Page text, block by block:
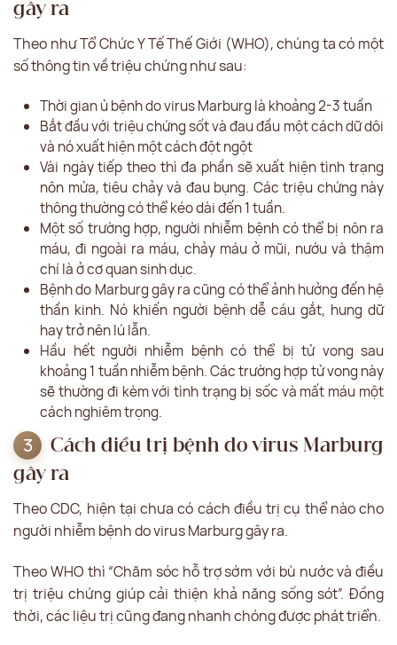
gây ra
Theo như Tổ Chức Y Tế Thế Giới (WHO), chúng ta có một
số thông tin về triệu chứng như sau:
Thời gian ủ bệnh do virus Marburg là khoảng 2-3 tuần
Bắt đầu với triệu chứng sốt và đau đầu một cách dữ dôi
và nó xuất hiện một cách đột ngột
Vài ngày tiếp theo thì đa phần sẽ xuất hiện tình trạng
nôn mửa, tiêu chảy và đau bụng. Các triệu chứng này
thông thường có thể kéo dài đến 1 tuần.
Một số trường hợp, người nhiễm bệnh có thể bị nôn ra
máu, đi ngoài ra máu, chảy máu ở mũi, nướu và thậm
chí là ở cơ quan sinh dục.
Bệnh do Marburg gây ra cũng có thể ảnh hưởng đến hệ
thần kinh. Nó khiến người bệnh dễ cáu gắt, hung dữ
hay trở nên lú lẫn.
Hầu hết người nhiễm bệnh có thể bị tử vong sau
khoảng 1 tuần nhiễm bệnh. Các trường hợp tử vong này
sẽ thường đi kèm với tình trạng bị sốc và mất máu một
cách nghiêm trọng.
Cách điều trị bệnh do virus Marburg
gây ra
Theo CDC, hiện tại chưa có cách điều trị cụ thể nào cho
người nhiễm bệnh do virus Marburg gây ra.
Theo WHO thì “Chăm sóc hỗ trợ sớm với bù nước và điều
trị triệu chứng giúp cải thiện khả năng sống sót”. Đồng
thời, các liệu trị cũng đang nhanh chóng được phát triển.